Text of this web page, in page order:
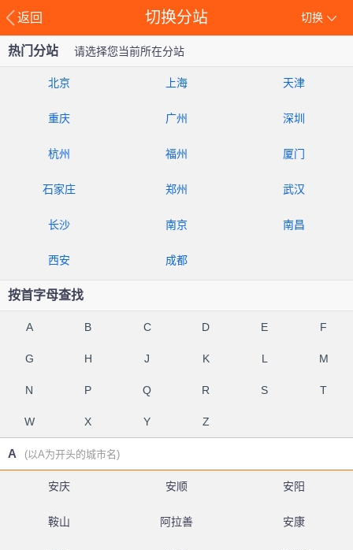
返回 切换
切换分站
热门分站 请选择您当前所在分站
北京 上海 天津
重庆 广州 深圳
杭州 福州 厦门
石家庄 郑州 武汉
长沙 南京 南昌
西安 成都
按首字母查找
A B C D E F
G H J K L M
N P Q R S T
W X Y Z
A (以A为开头的城市名)
安庆 安顺 安阳
鞍山 阿拉善 安康